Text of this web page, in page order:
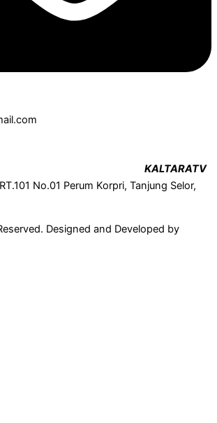
& Office: KALTARATV
No.01 Perum Korpri, Tanjung Selor,
Designed and Developed by